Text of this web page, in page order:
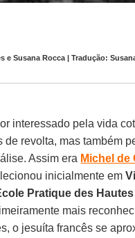
e Susana Rocca | Tradução:
interessado pela vida
de revolta, mas também
Assim era Michel de
inicialmente em
Pratique des
mais
o jesuíta francês se